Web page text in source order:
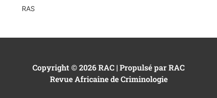
RAS
Copyright © 2026 RAC | Propulsé par RAC
Revue Africaine de Criminologie